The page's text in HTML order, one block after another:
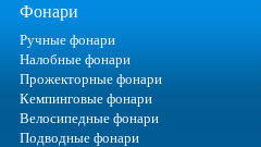
Фонари
Ручные фонари
Налобные фонари
Прожекторные фонари
Кемпинговые фонари
Велосипедные фонари
Подводные фонари